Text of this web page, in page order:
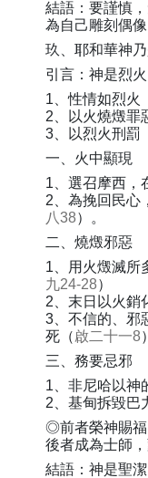
結語：要謹慎
為自己雕刻偶
玖、耶和華神
引言：神是烈
1、性情如烈火
2、以火燒燬罪
3、以烈火刑罰
一、火中顯現
1、選召摩西，
2、為挽回民心
八38）。
二、燒燬邪惡
1、用火燬滅所
九24-28）
2、末日以火銷
3、不信的、
死（啟二十一8
三、務要忌邪
1、非尼哈以神
2、基甸拆毀巴
◎前者榮神賜福
後者成為士師
結語：神是聖